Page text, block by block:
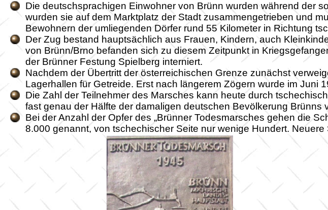
Die deutschsprachigen Einwohner von Brünn wurden während der
wurden sie auf dem Marktplatz der Stadt zusammengetrieben und
Bewohnern der umliegenden Dörfer rund 55 Kilometer in Richtung
Der Zug bestand hauptsächlich aus Frauen, Kindern, auch
von Brünn/Brno befanden sich zu diesem Zeitpunkt in
der Brünner Festung Spielberg interniert.
Nachdem der Übertritt der österreichischen Grenze zunächst
Lagerhallen für Getreide. Erst nach längerem Zögern wurde im
Die Zahl der Teilnehmer des Marsches kann heute durch
fast genau der Hälfte der damaligen deutschen Bevölkerung Brünns
Bei der Anzahl der Opfer des „Brünner Todesmarsches gehen die
8.000 genannt, von tschechischer Seite nur wenige Hundert.